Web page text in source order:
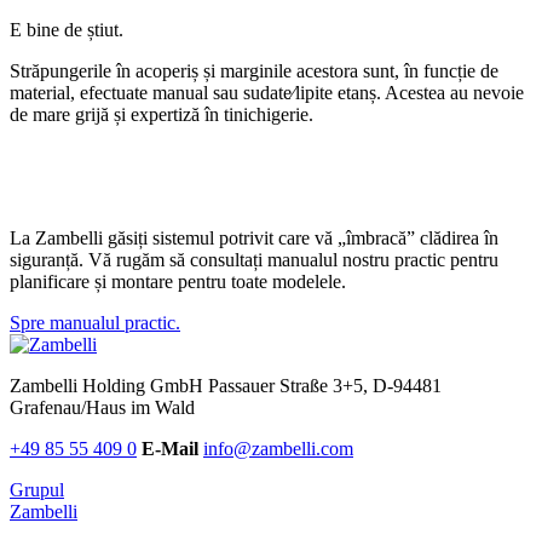
E bine de știut.
Străpungerile în acoperiș și marginile acestora sunt, în funcție de
material, efectuate manual sau sudate⁄lipite etanș. Acestea au nevoie
de mare grijă și expertiză în tinichigerie.
La Zambelli găsiți sistemul potrivit care vă „îmbracă” clădirea în
siguranță. Vă rugăm să consultați manualul nostru practic pentru
planificare și montare pentru toate modelele.
Spre manualul practic.
Zambelli Holding GmbH Passauer Straße 3+5, D-94481
Grafenau/Haus im Wald
+49 85 55 409 0 E-Mail info@zambelli.com
Grupul
Zambelli